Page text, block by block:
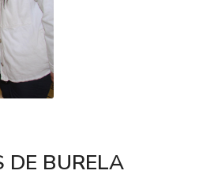
DE BURELA